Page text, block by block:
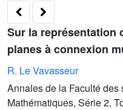
Sur la représentation
planes à connexion
R. Le Vavasseur
Annales de la Faculté des
Mathématiques, Série 2,